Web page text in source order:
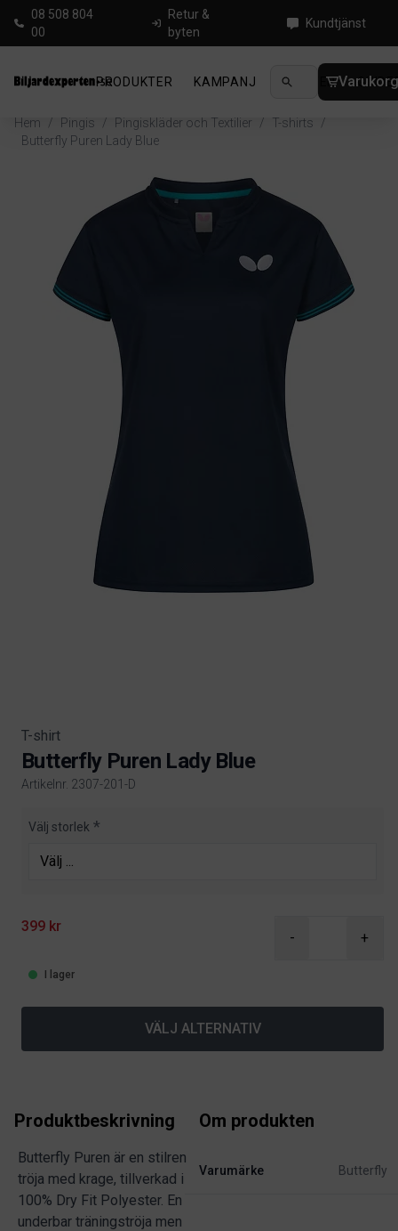
08 508 804
00
Retur &
byten
Kundtjänst
PRODUKTER KAMPANJ NYHETER
Hem / Pingis / Pingiskläder och Textilier / T-shirts
/
Butterfly Puren Lady Blue
T-shirt
Butterfly Puren Lady Blue
Artikelnr. 2307-201-D
Product information
Välj storlek
399 kr
- +
I lager
VÄLJ ALTERNATIV
Produktbeskrivning
Butterfly Puren är en stilren
tröja med krage, tillverkad i
100% Dry Fit Polyester. En
underbar träningströja men
Om produkten
Varumärke Butterfly